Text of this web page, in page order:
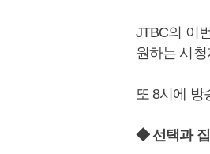
JTBC의 이
원하는 시
또 8시에 방
◆ 선택과 집